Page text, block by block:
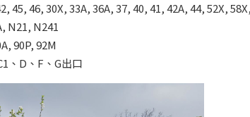
45, 46, 30X, 33A, 36A, 37, 40, 41, 42A, 44, 52X,
N21, N241
90P, 92M
、D、F、G出口